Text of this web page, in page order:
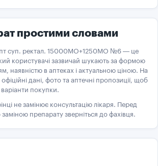
простими словами
суп. ректал. 15000МО+1250МО №6 — це
користувачі зазвичай шукають за формою
наявністю в аптеках і актуальною ціною. На
офіційні дані, фото та аптечні пропозиції, щоб
покупки.
не замінює консультацію лікаря. Перед
препарату зверніться до фахівця.